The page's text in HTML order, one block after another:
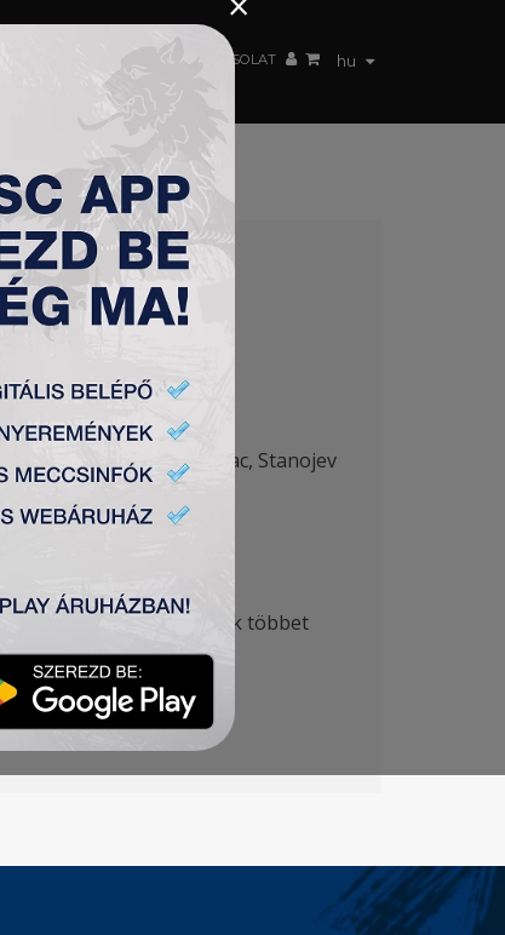
hu
KAPCSOLAT
0:2
(Ratkov 53′), Banjac, Stanojev
Ezek után csapatunk többet
a győzelmet.